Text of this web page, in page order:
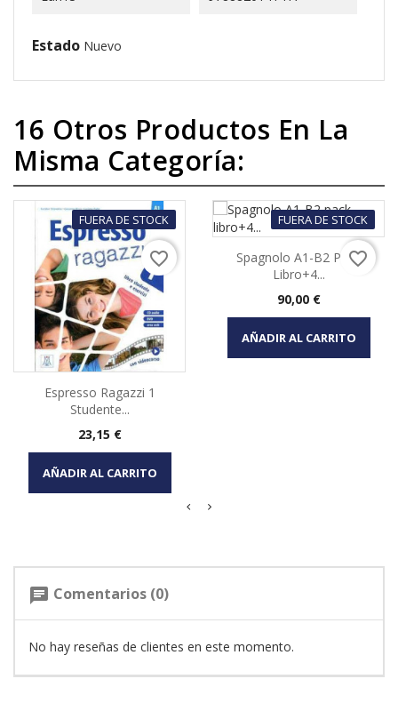
Estado Nuevo
16 Otros Productos En La
Misma Categoría:
FUERA DE STOCK
Espresso Ragazzi 1
Studente...
Precio
23,15 €
AÑADIR AL CARRITO
favorite_border
FUERA DE STOCK
Spagnolo A1-B2 Pack
Libro+4...
Precio
90,00 €
AÑADIR AL CARRITO
favorite_border
chat Comentarios (0)
No hay reseñas de clientes en este momento.